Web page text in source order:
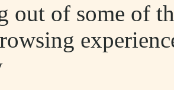
out of some of